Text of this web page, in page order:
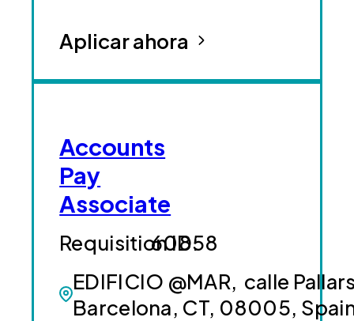
Aplicar ahora
Accounts
Pay
Associate
EDIFICIO @MAR, calle
Barcelona, CT, 08005,
60858